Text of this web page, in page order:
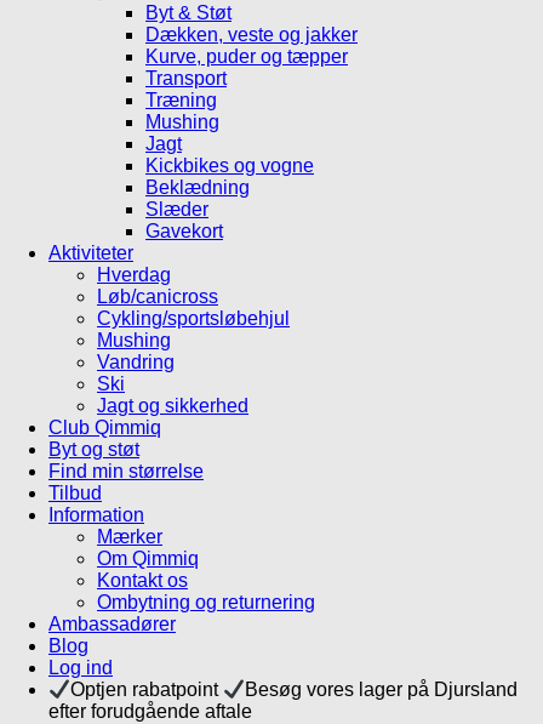
Byt & Støt
Dækken, veste og jakker
Kurve, puder og tæpper
Transport
Træning
Mushing
Jagt
Kickbikes og vogne
Beklædning
Slæder
Gavekort
Aktiviteter
Hverdag
Løb/canicross
Cykling/sportsløbehjul
Mushing
Vandring
Ski
Jagt og sikkerhed
Club Qimmiq
Byt og støt
Find min størrelse
Tilbud
Information
Mærker
Om Qimmiq
Kontakt os
Ombytning og returnering
Ambassadører
Blog
Log ind
Optjen rabatpoint
Besøg vores lager på Djursland
efter forudgående aftale